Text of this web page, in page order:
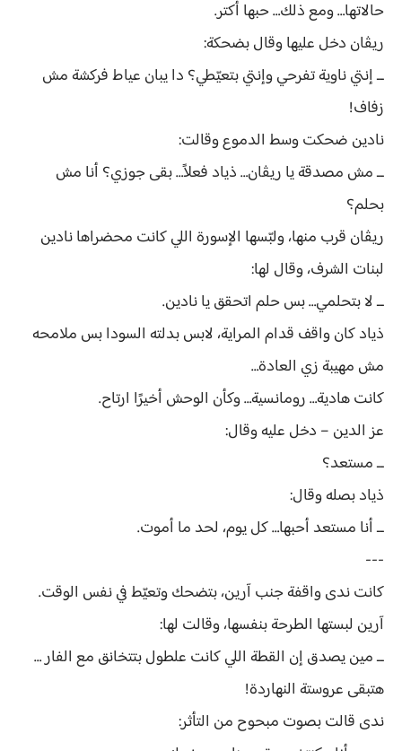
حالاتها… ومع ذلك… حبها أكتر.
ريڤان دخل عليها وقال بضحكة:
ــ إنتي ناوية تفرحي وإنتي بتعيّطي؟ دا يبان عياط فركشة مش
زفاف!
نادين ضحكت وسط الدموع وقالت:
ــ مش مصدقة يا ريڤان… ذياد فعلاً… بقى جوزي؟ أنا مش
بحلم؟
ريڤان قرب منها، ولبّسها الإسورة اللي كانت محضراها نادين
لبنات الشرف، وقال لها:
ــ لا بتحلمي… بس حلم اتحقق يا نادين.
ذياد كان واقف قدام المراية، لابس بدلته السودا بس ملامحه
مش مهيبة زي العادة…
كانت هادية… رومانسية… وكأن الوحش أخيرًا ارتاح.
عز الدين – دخل عليه وقال:
ــ مستعد؟
ذياد بصله وقال:
ــ أنا مستعد أحبها… كل يوم، لحد ما أموت.
---
كانت ندى واقفة جنب آرين، بتضحك وتعيّط في نفس الوقت.
آرين لبستها الطرحة بنفسها، وقالت لها:
ــ مين يصدق إن القطة اللي كانت علطول بتتخانق مع الفار …
هتبقى عروستة النهاردة!
ندى قالت بصوت مبحوح من التأثر: